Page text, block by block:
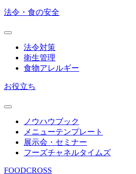
法令・食の安全
法令対策
衛生管理
食物アレルギー
お役立ち
ノウハウブック
メニューテンプレート
展示会・セミナー
フーズチャネルタイムズ
FOODCROSS